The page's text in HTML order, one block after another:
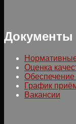
Документы
Оценка
Обеспечение
График
Вакансии